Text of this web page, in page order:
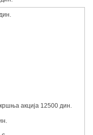
акција 12500 дин.